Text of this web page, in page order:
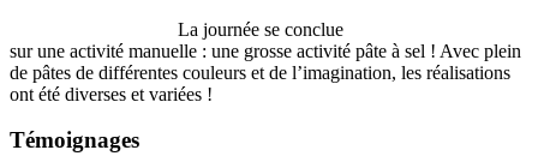
La journée se conclue
sur une activité manuelle : une grosse activité pâte à sel ! Avec plein
de pâtes de différentes couleurs et de l’imagination, les réalisations
ont été diverses et variées !
Témoignages